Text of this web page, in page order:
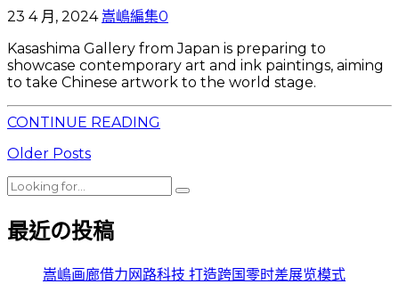
23 4 月, 2024嵩嶋編集0
Kasashima Gallery from Japan is preparing to
showcase contemporary art and ink paintings, aiming
to take Chinese artwork to the world stage.
CONTINUE READING
Older Posts
最近の投稿
嵩嶋画廊借力网路科技 打造跨国零时差展览模式